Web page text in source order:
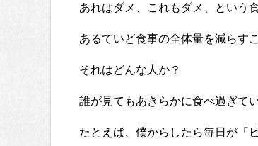
あれはダメ、これもダメ、という
あるていど食事の全体量を減らす
それはどんな人か？
誰が見てもあきらかに食べ過ぎて
たとえば、僕からしたら毎日が「